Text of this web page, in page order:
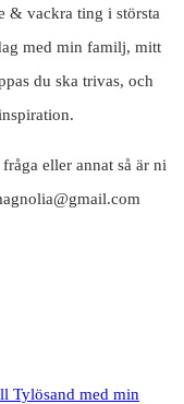
& vackra ting i största
med min familj, mitt
du ska trivas, och
eller annat så är ni
Tylösand med min